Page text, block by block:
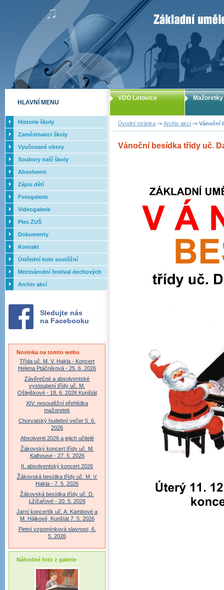
ZUŠ Letovice
Úvodní stránka -> Archiv akcí -> Vánoční
Vánoční besídka třídy uč.
VDO Letovice Mažoretky
HLAVNÍ MENU
Historie školy
Zaměstnanci školy
Vyučované obory
Soubory naší školy
Absolventi
Zápis dětí
Fotogalerie
Videogalerie
Ples ZUŠ
Dokumenty
Kontakt
Ústřední kolo soutěžní
přehlídky dechových orchestrů
ZUŠ - 2017
Mezinárodní festival dechových
orchestrů - Letovice
Archiv akcí
Sledujte nás
na Facebooku
Novinka na tomto webu
Třída uč. M. V. Hakla - Koncert
Helena Ptáčníková - 25. 6. 2026
Závěrečné a absolventské
vystoupení třídy uč. M.
Ošlejškové - 18. 6. 2026 Kunštát
XIV. nesoutěžní přehlídka
mažoretek
Chorvatský hudební večer 5. 6.
2026
Absolventi 2026 a jejich učitelé
Žákovský koncert třídy uč. M.
Kalhouse - 27. 5. 2026
II. absolventský koncert 2026
Žákovská besídka třídy uč. M. V.
Hakla - 7. 5. 2026
Žákovská besídka třídy uč. D.
Lžíčařové - 20. 5. 2026
Jarní koncertík uč. A. Kambové a
M. Hájkové, Kunštát 7. 5. 2026
Pietní vzpomínková slavnost, 6.
5. 2026
Náhodné foto z galerie